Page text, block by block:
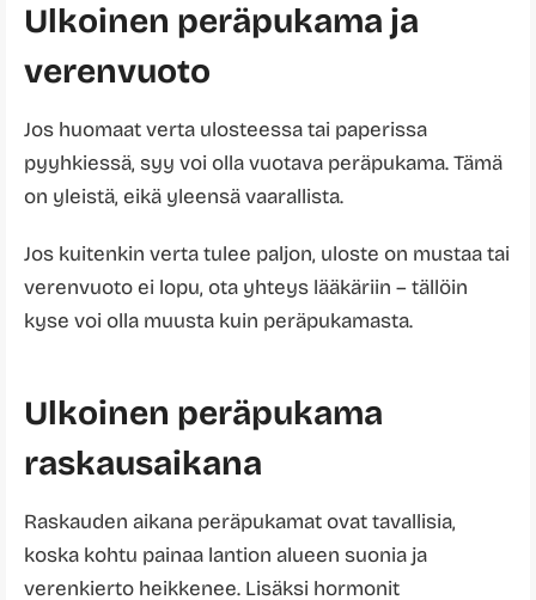
Ulkoinen peräpukama ja
verenvuoto
Jos huomaat verta ulosteessa tai paperissa
pyyhkiessä, syy voi olla vuotava peräpukama. Tämä
on yleistä, eikä yleensä vaarallista.
Jos kuitenkin verta tulee paljon, uloste on mustaa tai
verenvuoto ei lopu, ota yhteys lääkäriin – tällöin
kyse voi olla muusta kuin peräpukamasta.
Ulkoinen peräpukama
raskausaikana
Raskauden aikana peräpukamat ovat tavallisia,
koska kohtu painaa lantion alueen suonia ja
verenkierto heikkenee. Lisäksi hormonit